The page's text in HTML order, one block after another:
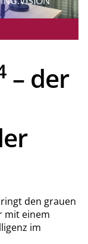
– der
den grauen
mit einem
im